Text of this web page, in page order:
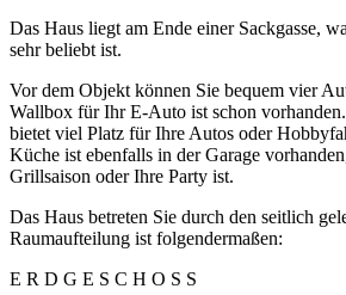
Das Haus liegt am Ende einer Sackgasse,
sehr beliebt ist.
Vor dem Objekt können Sie bequem vier
Wallbox für Ihr E-Auto ist schon
bietet viel Platz für Ihre Autos oder
Küche ist ebenfalls in der Garage
Grillsaison oder Ihre Party ist.
Das Haus betreten Sie durch den seitlich
Raumaufteilung ist folgendermaßen:
E R D G E S C H O S S